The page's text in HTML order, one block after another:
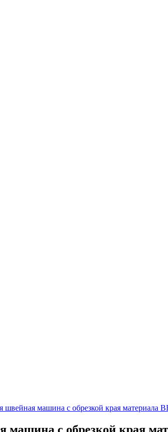
машина с обрезкой края материала